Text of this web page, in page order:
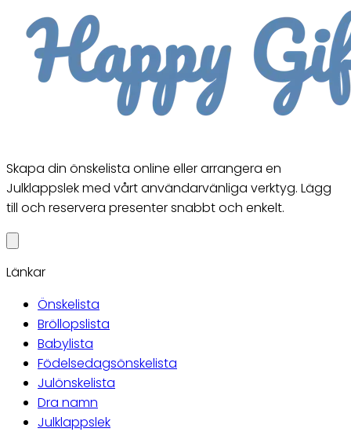
Skapa din önskelista online eller arrangera en
Julklappslek med vårt användarvänliga verktyg. Lägg
till och reservera presenter snabbt och enkelt.
Länkar
Önskelista
Bröllopslista
Babylista
Födelsedagsönskelista
Julönskelista
Dra namn
Julklappslek